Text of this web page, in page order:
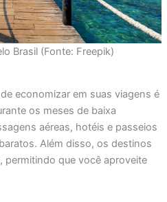
Brasil (Fonte: Freepik)
economizar em suas viagens é
os meses de baixa
aéreas, hotéis e passeios
Além disso, os destinos
que você aproveite